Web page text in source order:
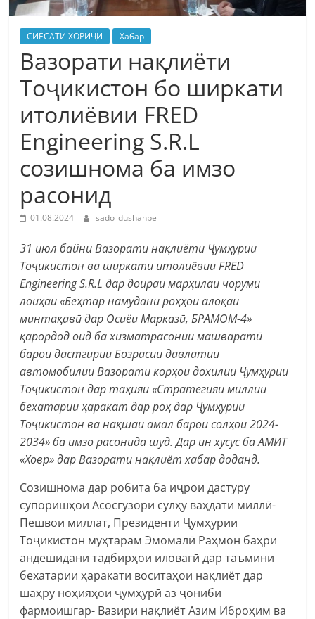
СИЁСАТИ ХОРИҶӢ Хабар
Вазорати нақлиёти
Тоҷикистон бо ширкати
итолиёвии FRED
Engineering S.R.L
созишнома ба имзо
расонид
01.08.2024 sado_dushanbe
31 июл байни Вазорати нақлиёти Ҷумҳурии
Тоҷикистон ва ширкати итолиёвии FRED
Engineering S.R.L дар доираи марҳилаи чоруми
лоиҳаи «Беҳтар намудани роҳҳои алоқаи
минтақавӣ дар Осиёи Марказӣ, БРАМОМ-4»
қарордод оид ба хизматрасонии машваратӣ
барои дастгирии Бозрасии давлатии
автомобилии Вазорати корҳои дохилии Ҷумҳурии
Тоҷикистон дар таҳияи «Стратегияи миллии
бехатарии ҳаракат дар роҳ дар Ҷумҳурии
Тоҷикистон ва нақшаи амал барои солҳои 2024-
2034» ба имзо расонида шуд. Дар ин хусус ба АМИТ
«Ховр» дар Вазорати нақлиёт хабар доданд.
Созишнома дар робита ба иҷрои дастуру
супоришҳои Асосгузори сулҳу ваҳдати миллӣ-
Пешвои миллат, Президенти Ҷумҳурии
Тоҷикистон муҳтарам Эмомалӣ Раҳмон баҳри
андешидани тадбирҳои иловагӣ дар таъмини
бехатарии ҳаракати воситаҳои нақлиёт дар
шаҳру ноҳияҳои ҷумҳурӣ аз ҷониби
фармоишгар- Вазири нақлиёт Азим Иброҳим ва